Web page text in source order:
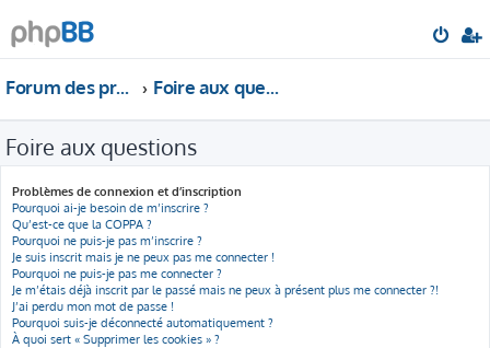
Forum des professionnels de l'impôt et de la comptabilité Foire aux questions
Foire aux questions
Problèmes de connexion et d’inscription
Pourquoi ai-je besoin de m’inscrire ?
Qu’est-ce que la COPPA ?
Pourquoi ne puis-je pas m’inscrire ?
Je suis inscrit mais je ne peux pas me connecter !
Pourquoi ne puis-je pas me connecter ?
Je m’étais déjà inscrit par le passé mais ne peux à présent plus me connecter ?!
J’ai perdu mon mot de passe !
Pourquoi suis-je déconnecté automatiquement ?
À quoi sert « Supprimer les cookies » ?